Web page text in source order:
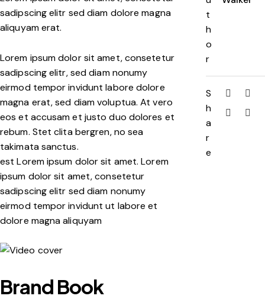
sadipscing elitr sed diam dolore magna
aliquyam erat.
Lorem ipsum dolor sit amet, consetetur
sadipscing elitr, sed diam nonumy
eirmod tempor invidunt labore dolore
magna erat, sed diam voluptua. At vero
eos et accusam et justo duo dolores et
rebum. Stet clita bergren, no sea
takimata sanctus.
est Lorem ipsum dolor sit amet. Lorem
ipsum dolor sit amet, consetetur
sadipscing elitr sed diam nonumy
eirmod tempor invidunt ut labore et
dolore magna aliquyam
Brand Book
t
h
o
r
S
h
a
r
e